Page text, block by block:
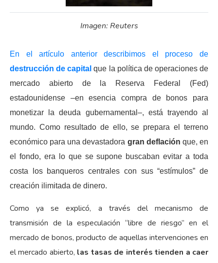
Imagen: Reuters
En el artículo anterior describimos el proceso de
destrucción de capital que la política de operaciones de
mercado abierto de la Reserva Federal (Fed)
estadounidense –en esencia compra de bonos para
monetizar la deuda gubernamental–, está trayendo al
mundo. Como resultado de ello, se prepara el terreno
económico para una devastadora gran deflación que, en
el fondo, era lo que se supone buscaban evitar a toda
costa los banqueros centrales con sus “estímulos” de
creación ilimitada de dinero.
Como ya se explicó, a través del mecanismo de
transmisión de la especulación “libre de riesgo” en el
mercado de bonos, producto de aquellas intervenciones en
el mercado abierto, las tasas de interés tienden a caer